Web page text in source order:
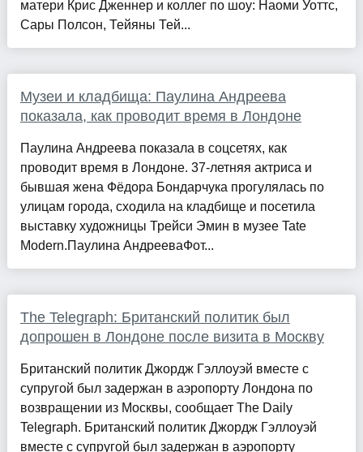
матери Крис Дженнер и коллег по шоу: Наоми Уоттс,
Сары Полсон, Тейяны Тей...
Музеи и кладбища: Паулина Андреева
показала, как проводит время в Лондоне
Паулина Андреева показала в соцсетях, как
проводит время в Лондоне. 37-летняя актриса и
бывшая жена Фёдора Бондарчука прогулялась по
улицам города, сходила на кладбище и посетила
выставку художницы Трейси Эмин в музее Tate
Modern.Паулина АндрееваФот...
The Telegraph: Британский политик был
допрошен в Лондоне после визита в Москву
Британский политик Джордж Гэллоуэй вместе с
супругой был задержан в аэропорту Лондона по
возвращении из Москвы, сообщает The Daily
Telegraph. Британский политик Джордж Гэллоуэй
вместе с супругой был задержан в аэропорту